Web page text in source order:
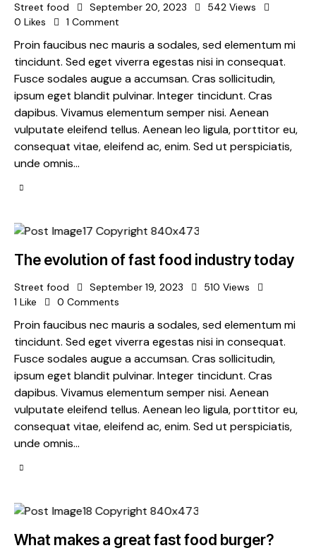
Street food September 20, 2023 542 Views
0 Likes 1 Comment
Proin faucibus nec mauris a sodales, sed elementum mi
tincidunt. Sed eget viverra egestas nisi in consequat.
Fusce sodales augue a accumsan. Cras sollicitudin,
ipsum eget blandit pulvinar. Integer tincidunt. Cras
dapibus. Vivamus elementum semper nisi. Aenean
vulputate eleifend tellus. Aenean leo ligula, porttitor eu,
consequat vitae, eleifend ac, enim. Sed ut perspiciatis,
unde omnis…
The evolution of fast food industry today
Street food September 19, 2023 510 Views
1 Like 0 Comments
Proin faucibus nec mauris a sodales, sed elementum mi
tincidunt. Sed eget viverra egestas nisi in consequat.
Fusce sodales augue a accumsan. Cras sollicitudin,
ipsum eget blandit pulvinar. Integer tincidunt. Cras
dapibus. Vivamus elementum semper nisi. Aenean
vulputate eleifend tellus. Aenean leo ligula, porttitor eu,
consequat vitae, eleifend ac, enim. Sed ut perspiciatis,
unde omnis…
What makes a great fast food burger?